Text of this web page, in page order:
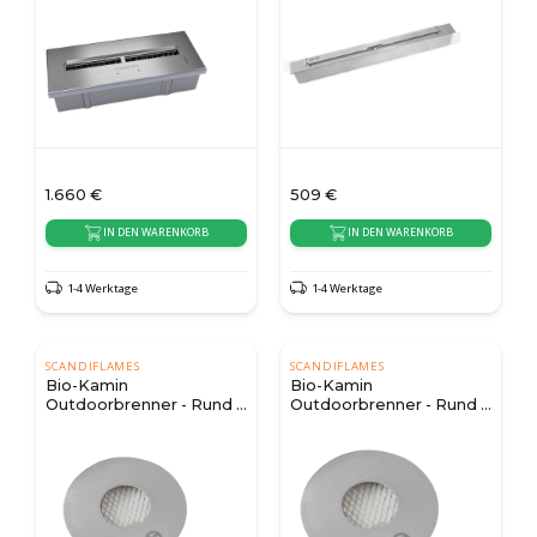
1.660 €
IN DEN WARENKORB
1-4 Werktage
509 €
IN DEN WARENKORB
1-4 Werktage
SCANDIFLAMES
Bio-Kamin
Outdoorbrenner - Rund -
SCANDIFLAMES
Bio-Kamin
Outdoorbrenner - Rund -